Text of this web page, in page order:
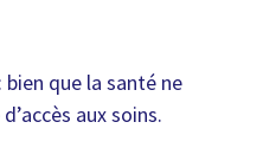
que la santé ne
aux soins.